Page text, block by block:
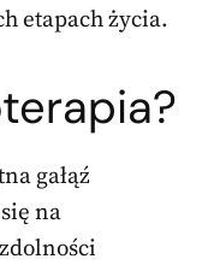
etapach życia.
gałąź
na